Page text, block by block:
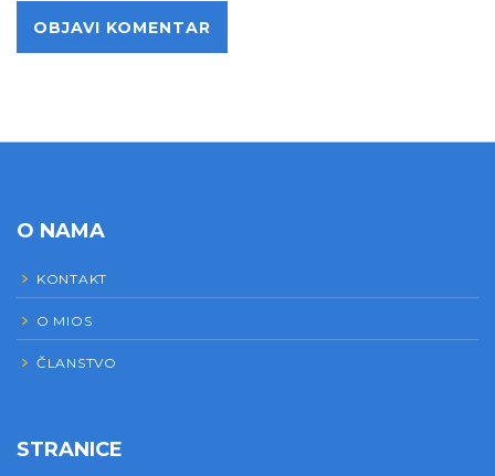
O NAMA
KONTAKT
O MIOS
ČLANSTVO
STRANICE